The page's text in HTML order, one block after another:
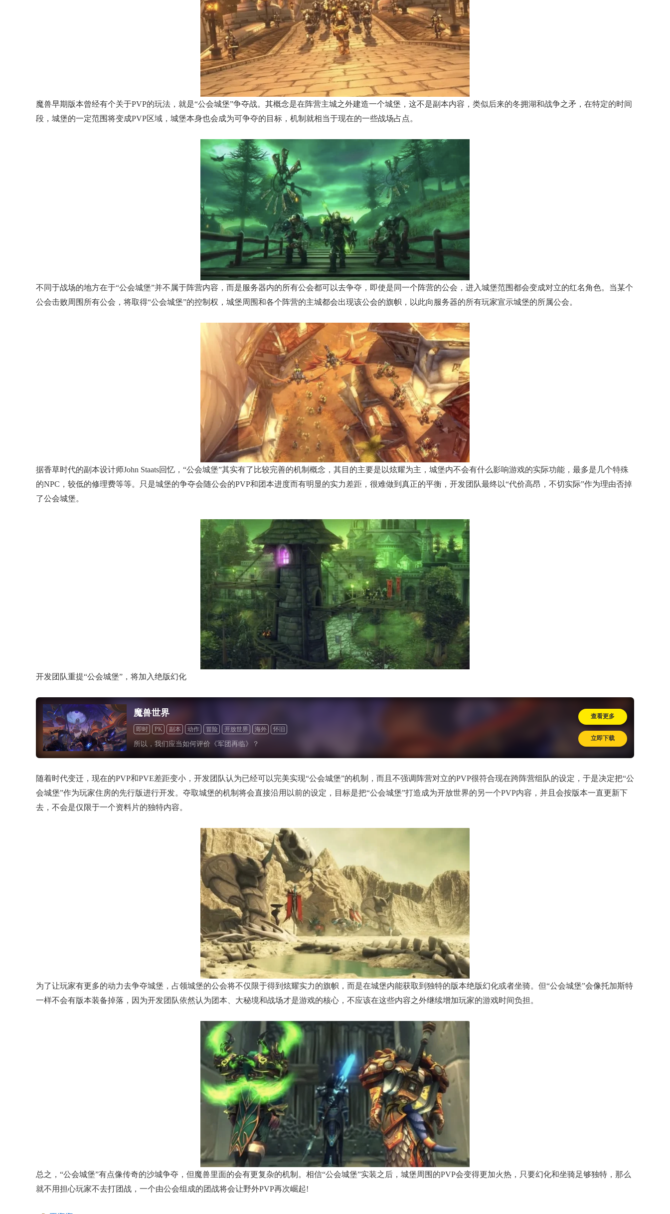
魔兽早期版本曾经有个关于PVP的玩法，就是“公会城堡”争夺战。其概念是在阵营主城之外建造一个城堡，这不是副本内容，类似后来的冬拥湖和战争之矛，在特定的时间
段，城堡的一定范围将变成PVP区域，城堡本身也会成为可争夺的目标，机制就相当于现在的一些战场占点。
不同于战场的地方在于“公会城堡”并不属于阵营内容，而是服务器内的所有公会都可以去争夺，即使是同一个阵营的公会，进入城堡范围都会变成对立的红名角色。当某个
公会击败周围所有公会，将取得“公会城堡”的控制权，城堡周围和各个阵营的主城都会出现该公会的旗帜，以此向服务器的所有玩家宣示城堡的所属公会。
据香草时代的副本设计师John Staats回忆，“公会城堡”其实有了比较完善的机制概念，其目的主要是以炫耀为主，城堡内不会有什么影响游戏的实际功能，最多是几个特殊
的NPC，较低的修理费等等。只是城堡的争夺会随公会的PVP和团本进度而有明显的实力差距，很难做到真正的平衡，开发团队最终以“代价高昂，不切实际”作为理由否掉
了公会城堡。
开发团队重提“公会城堡”，将加入绝版幻化
魔兽世界
即时 PK 副本 动作 冒险 开放世界 海外 怀旧
所以，我们应当如何评价《军团再临》？
查看更多
立即下载
随着时代变迁，现在的PVP和PVE差距变小，开发团队认为已经可以完美实现“公会城堡”的机制，而且不强调阵营对立的PVP很符合现在跨阵营组队的设定，于是决定把“公
会城堡”作为玩家住房的先行版进行开发。夺取城堡的机制将会直接沿用以前的设定，目标是把“公会城堡”打造成为开放世界的另一个PVP内容，并且会按版本一直更新下
去，不会是仅限于一个资料片的独特内容。
为了让玩家有更多的动力去争夺城堡，占领城堡的公会将不仅限于得到炫耀实力的旗帜，而是在城堡内能获取到独特的版本绝版幻化或者坐骑。但“公会城堡”会像托加斯特
一样不会有版本装备掉落，因为开发团队依然认为团本、大秘境和战场才是游戏的核心，不应该在这些内容之外继续增加玩家的游戏时间负担。
总之，“公会城堡”有点像传奇的沙城争夺，但魔兽里面的会有更复杂的机制。相信“公会城堡”实装之后，城堡周围的PVP会变得更加火热，只要幻化和坐骑足够独特，那么
就不用担心玩家不去打团战，一个由公会组成的团战将会让野外PVP再次崛起!